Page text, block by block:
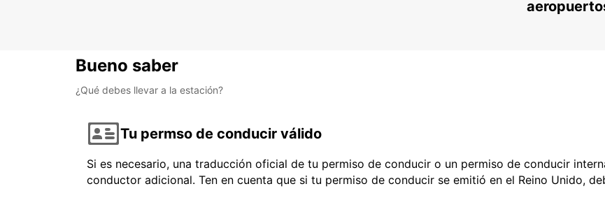
Bueno saber
¿Qué debes llevar a la estación?
Tu permso de conducir válido
Si es necesario, una traducción oficial de tu permiso de conducir o un permiso de conducir
conductor adicional. Ten en cuenta que si tu permiso de conducir se emitió en el Reino Unido,